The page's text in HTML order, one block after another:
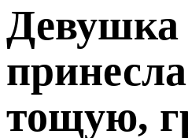
Девушка
тощую,